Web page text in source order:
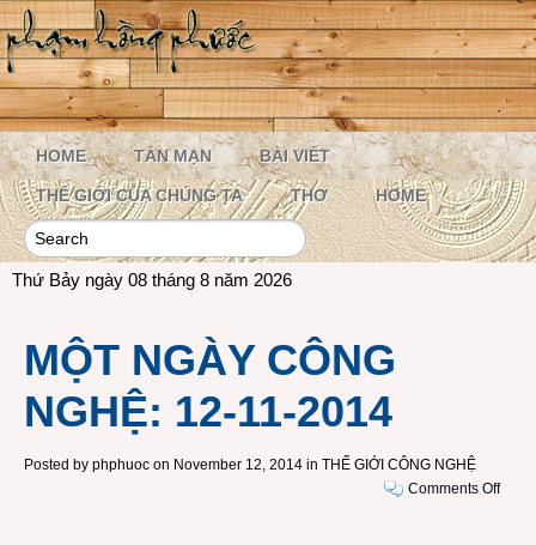
HOME TẢN MẠN BÀI VIẾT
THẾ GIỚI CỦA CHÚNG TA THƠ HOME
Thứ Bảy ngày 08 tháng 8 năm 2026
MỘT NGÀY CÔNG
NGHỆ: 12-11-2014
Posted by phphuoc on November 12, 2014 in THẾ GIỚI CÔNG NGHỆ
Comments Offon